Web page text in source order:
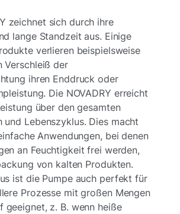
zeichnet sich durch ihre
lange Standzeit aus. Einige
verlieren beispielsweise
Verschleiß der
ihren Enddruck oder
Die NOVADRY erreicht
über den gesamten
und Lebenszyklus. Dies macht
Anwendungen, bei denen
an Feuchtigkeit frei werden,
von kalten Produkten.
ist die Pumpe auch perfekt für
Prozesse mit großen Mengen
geeignet, z. B. wenn heiße